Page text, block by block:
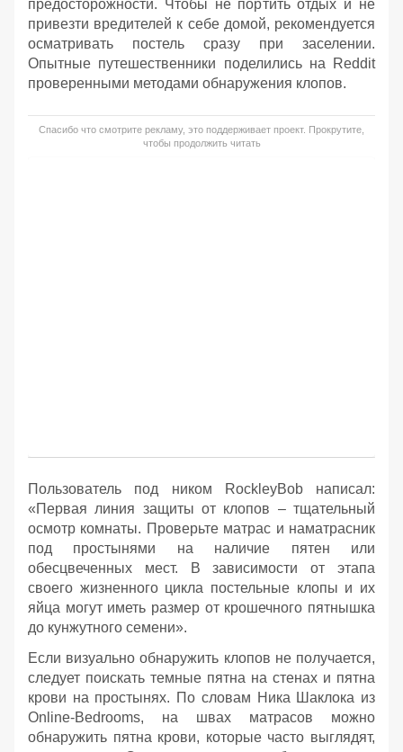
предосторожности. Чтобы не портить отдых и не
привезти вредителей к себе домой, рекомендуется
осматривать постель сразу при заселении.
Опытные путешественники поделились на Reddit
проверенными методами обнаружения клопов.
Спасибо что смотрите рекламу, это поддерживает проект. Прокрутите,
чтобы продолжить читать
Пользователь под ником RockleyBob написал:
«Первая линия защиты от клопов – тщательный
осмотр комнаты. Проверьте матрас и наматрасник
под простынями на наличие пятен или
обесцвеченных мест. В зависимости от этапа
своего жизненного цикла постельные клопы и их
яйца могут иметь размер от крошечного пятнышка
до кунжутного семени».
Если визуально обнаружить клопов не получается,
следует поискать темные пятна на стенах и пятна
крови на простынях. По словам Ника Шаклока из
Online-Bedrooms, на швах матрасов можно
обнаружить пятна крови, которые часто выглядят,